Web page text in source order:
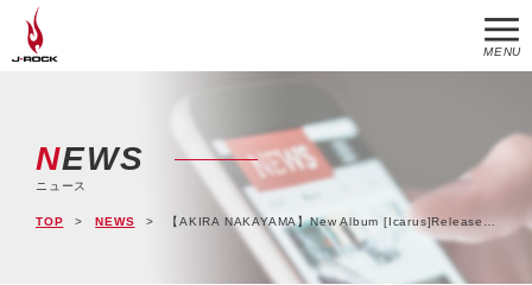
MENU
NEWS
ニュース
TOP NEWS 【AKIRA NAKAYAMA】New Album [Icarus]Release＆2024/1/16(火)誕生日に「Jester : in Chelsea」開催決定！